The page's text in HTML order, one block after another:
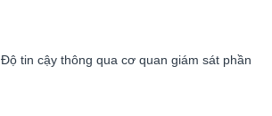
Độ tin cậy thông qua cơ quan giám sát phần